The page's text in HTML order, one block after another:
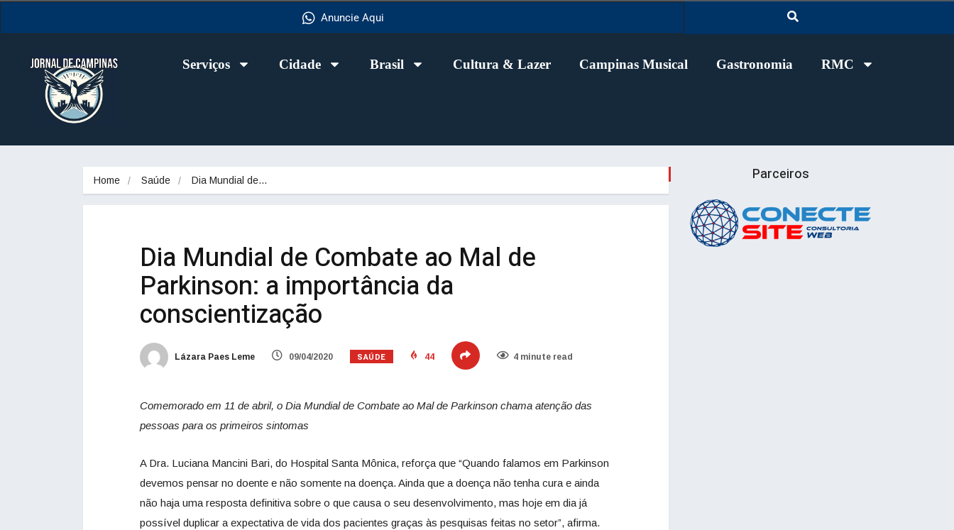
Anuncie Aqui
Serviços Cidade Brasil Cultura & Lazer Campinas Musical Gastronomia RMC
Home Saúde Dia Mundial de…
Dia Mundial de Combate ao Mal de
Parkinson: a importância da
conscientização
Lázara Paes Leme 09/04/2020 SAÚDE 44 4 minute read
Comemorado em 11 de abril, o Dia Mundial de Combate ao Mal de Parkinson chama atenção das
pessoas para os primeiros sintomas
A Dra. Luciana Mancini Bari, do Hospital Santa Mônica, reforça que “Quando falamos em Parkinson
devemos pensar no doente e não somente na doença. Ainda que a doença não tenha cura e ainda
não haja uma resposta definitiva sobre o que causa o seu desenvolvimento, mas hoje em dia já
possível duplicar a expectativa de vida dos pacientes graças às pesquisas feitas no setor”, afirma.
Parceiros